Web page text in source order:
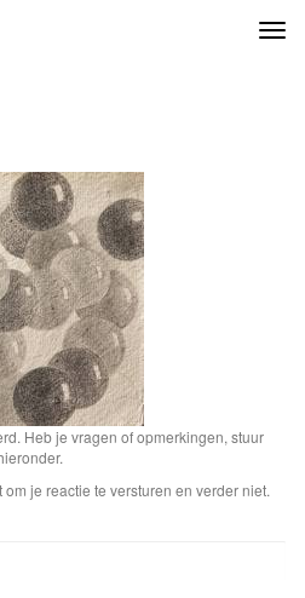
Heb je vragen of opmerkingen, stuur
je reactie te versturen en verder niet.